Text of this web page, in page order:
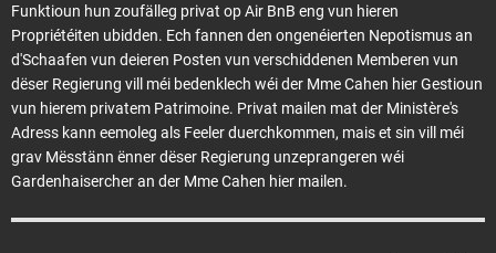
Funktioun hun zoufälleg privat op Air BnB eng vun hieren
Propriétéiten ubidden. Ech fannen den ongenéierten Nepotismus an
d'Schaafen vun deieren Posten vun verschiddenen Memberen vun
dëser Regierung vill méi bedenklech wéi der Mme Cahen hier Gestioun
vun hierem privatem Patrimoine. Privat mailen mat der Ministère's
Adress kann eemoleg als Feeler duerchkommen, mais et sin vill méi
grav Mësstänn ënner dëser Regierung unzeprangeren wéi
Gardenhaisercher an der Mme Cahen hier mailen.